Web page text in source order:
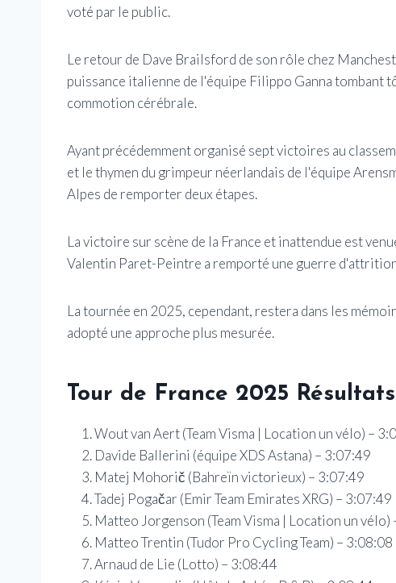
voté par le public.
Le retour de Dave Brailsford de son rôle chez
puissance italienne de l'équipe Filippo Ganna tombant
commotion cérébrale.
Ayant précédemment organisé sept victoires au
et le thymen du grimpeur néerlandais de l'équipe
Alpes de remporter deux étapes.
La victoire sur scène de la France et inattendue est
Valentin Paret-Peintre a remporté une guerre
La tournée en 2025, cependant, restera dans les
adopté une approche plus mesurée.
Tour de France 2025
Wout van Aert (Team Visma | Location un vélo) –
Davide Ballerini (équipe XDS Astana) – 3:07:49
Matej Mohorič (Bahreïn victorieux) – 3:07:49
Tadej Pogačar (Emir Team Emirates XRG) – 3:07:49
Matteo Jorgenson (Team Visma | Location un vélo)
Matteo Trentin (Tudor Pro Cycling Team) – 3:08:08
Arnaud de Lie (Lotto) – 3:08:44